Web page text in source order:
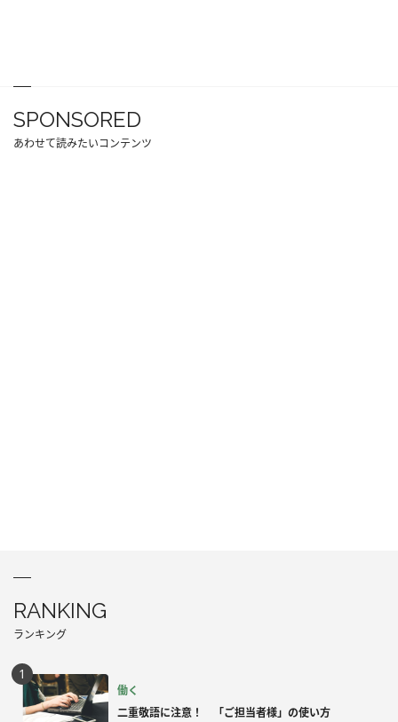
SPONSORED
あわせて読みたいコンテンツ
RANKING
ランキング
働く
二重敬語に注意！ 「ご担当者様」の使い方